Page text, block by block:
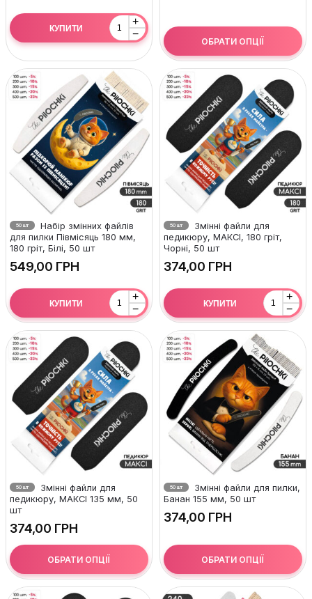
+
−
КУПИТИ
ОБРАТИ ОПЦІЇ
50 шт
Набір змінних файлів
для пилки Півмісяць 180 мм,
180 гріт, Білі, 50 шт
ГРН
+
−
КУПИТИ
50 шт
Змінні файли для
педикюру, МАКСІ, 180 гріт,
Чорні, 50 шт
ГРН
+
−
КУПИТИ
50 шт
Змінні файли для
педикюру, МАКСІ 135 мм, 50
шт
ГРН
ОБРАТИ ОПЦІЇ
50 шт
Змінні файли для пилки,
Банан 155 мм, 50 шт
ГРН
ОБРАТИ ОПЦІЇ